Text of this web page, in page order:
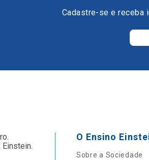
Cadastre-se e receba
O Ensino
Sobre a Sociedade